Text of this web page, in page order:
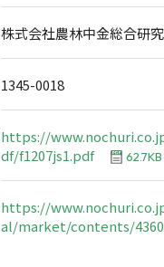
株式会社農林中金総合研
1345-0018
https://
df/f1207js1.pdf
62.7KB
https://
al/market/contents/